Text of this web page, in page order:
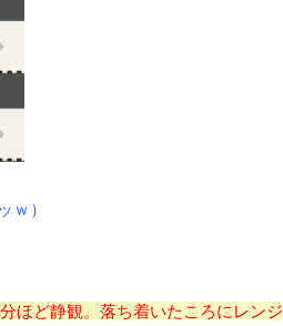
ｗ）
ほど静観。落ち着いたころにレンジ